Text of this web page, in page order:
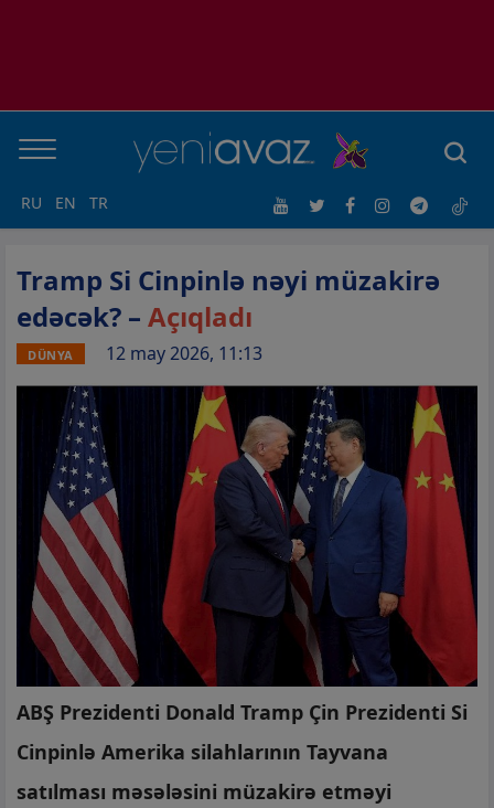
RU EN TR
Tramp Si Cinpinlə nəyi müzakirə
edəcək? – Açıqladı
DÜNYA 12 may 2026, 11:13
ABŞ Prezidenti Donald Tramp Çin Prezidenti Si
Cinpinlə Amerika silahlarının Tayvana
satılması məsələsini müzakirə etməyi